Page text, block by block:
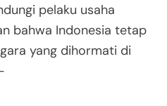
pelaku usaha
bahwa Indonesia tetap
yang dihormati di